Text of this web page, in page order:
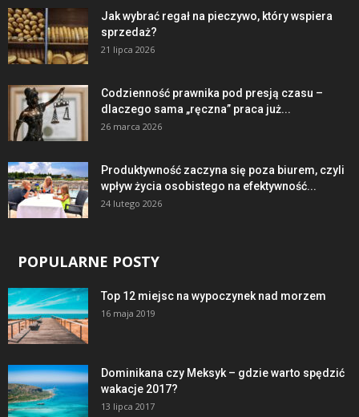
Jak wybrać regał na pieczywo, który wspiera
sprzedaż?
21 lipca 2026
Codzienność prawnika pod presją czasu –
dlaczego sama „ręczna” praca już...
26 marca 2026
Produktywność zaczyna się poza biurem, czyli
wpływ życia osobistego na efektywność...
24 lutego 2026
POPULARNE POSTY
Top 12 miejsc na wypoczynek nad morzem
16 maja 2019
Dominikana czy Meksyk – gdzie warto spędzić
wakacje 2017?
13 lipca 2017